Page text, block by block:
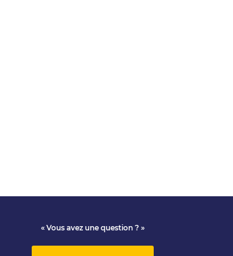
« Vous avez une question ? »